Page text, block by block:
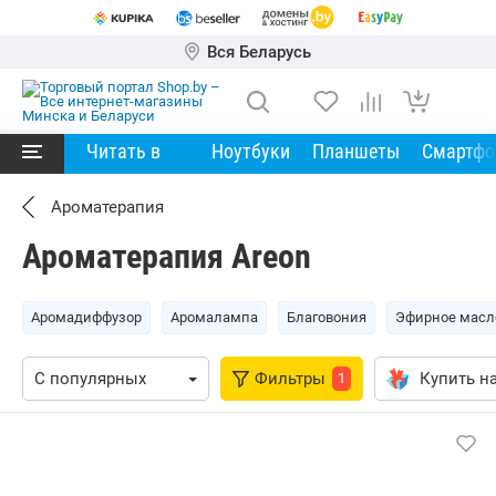
Вся Беларусь
Читать в Ноутбуки Планшеты
Ароматерапия
Ароматерапия Areon
Аромадиффузор Аромалампа Благовония Эфирное
Фильтры 1 Купить